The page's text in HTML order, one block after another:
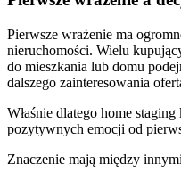
Pierwsze wrażenie ma
nieruchomości. Wielu
do mieszkania lub domu
dalszego zainteresowania
Właśnie dlatego home
pozytywnych emocji od
Znaczenie mają między